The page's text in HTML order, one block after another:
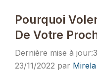
Pourquoi
De Votre
23/11/2022 par